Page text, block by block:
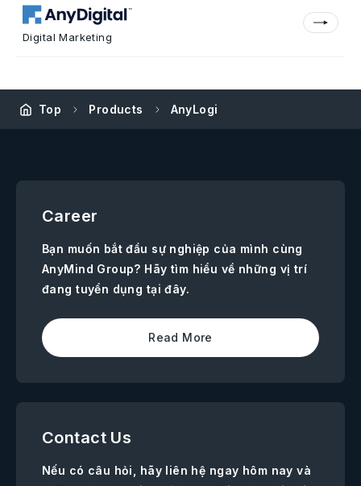
Digital Marketing
Top Products AnyLogi
Career
Bạn muốn bắt đầu sự nghiệp của mình cùng
AnyMind Group? Hãy tìm hiểu về những vị trí
đang tuyển dụng tại đây.
Read More
Contact Us
Nếu có câu hỏi, hãy liên hệ ngay hôm nay và